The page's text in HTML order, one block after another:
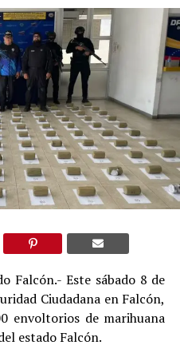
Falcón.- Este sábado 8 de
Ciudadana en Falcón,
envoltorios de marihuana
estado Falcón.